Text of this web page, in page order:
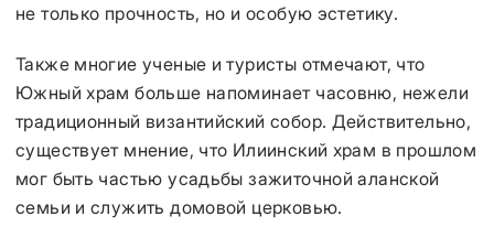
не только прочность, но и особую эстетику.
Также многие ученые и туристы отмечают, что
Южный храм больше напоминает часовню, нежели
традиционный византийский собор. Действительно,
существует мнение, что Илиинский храм в прошлом
мог быть частью усадьбы зажиточной аланской
семьи и служить домовой церковью.